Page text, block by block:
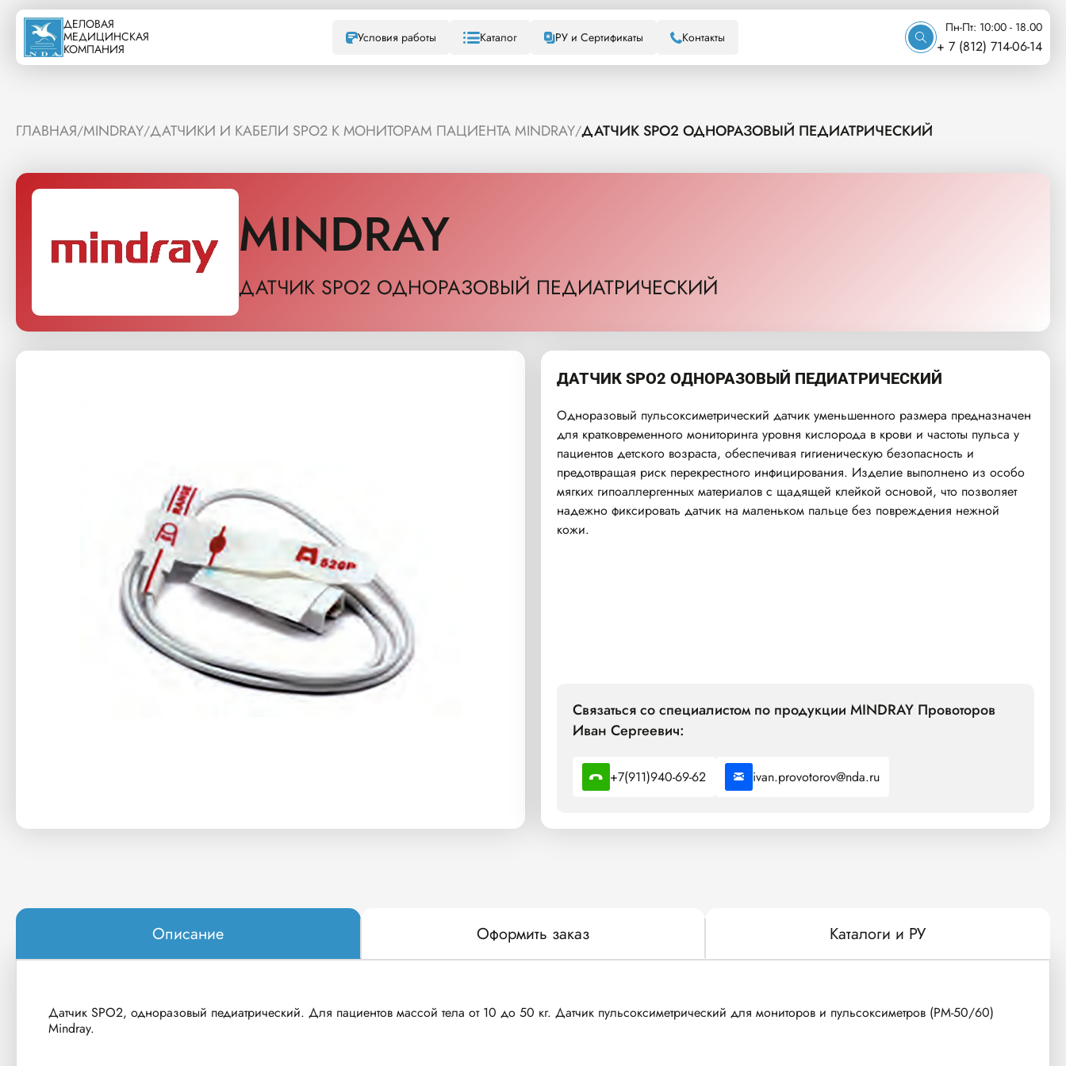
ДЕЛОВАЯ
МЕДИЦИНСКАЯ
КОМПАНИЯ
Условия работы Каталог РУ и Сертификаты Контакты
Пн-Пт: 10:00 - 18.00
+ 7 (812) 714-06-14
ГЛАВНАЯ/MINDRAY/ДАТЧИКИ И КАБЕЛИ SPO2 К МОНИТОРАМ ПАЦИЕНТА MINDRAY/ДАТЧИК SPO2 ОДНОРАЗОВЫЙ ПЕДИАТРИЧЕСКИЙ
MINDRAY
ДАТЧИК SPO2 ОДНОРАЗОВЫЙ ПЕДИАТРИЧЕСКИЙ
ДАТЧИК SPO2 ОДНОРАЗОВЫЙ ПЕДИАТРИЧЕСКИЙ
Одноразовый пульсоксиметрический датчик уменьшенного размера предназначен
для кратковременного мониторинга уровня кислорода в крови и частоты пульса у
пациентов детского возраста, обеспечивая гигиеническую безопасность и
предотвращая риск перекрестного инфицирования. Изделие выполнено из особо
мягких гипоаллергенных материалов с щадящей клейкой основой, что позволяет
надежно фиксировать датчик на маленьком пальце без повреждения нежной
кожи.
Связаться со специалистом по продукции MINDRAY Провоторов
Иван Сергеевич:
+7(911)940-69-62 ivan.provotorov@nda.ru
Описание Оформить заказ Каталоги и РУ
Датчик SPO2, одноразовый педиатрический. Для пациентов массой тела от 10 до 50 кг. Датчик пульсоксиметрический для мониторов и пульсоксиметров (PM-50/60)
Mindray.